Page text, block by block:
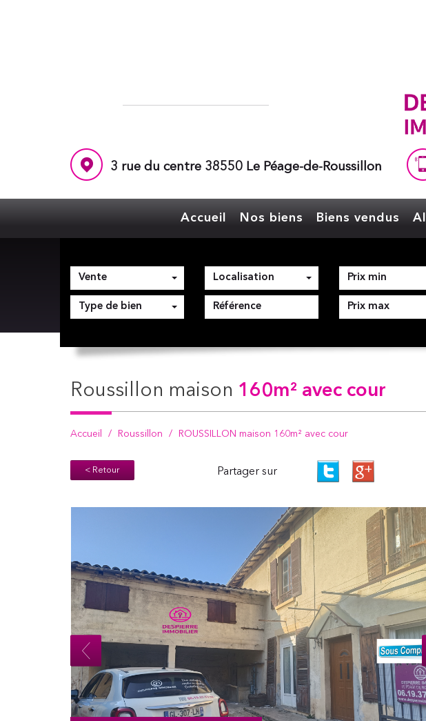
3 rue du centre 38550 Le Péage-de-Roussillon
Accueil Nos biens Biens vendus
Vente
Type de bien
Localisation
roussillon maison 160m² avec cour
Accueil Roussillon ROUSSILLON maison 160m² avec cour
< Retour Partager sur